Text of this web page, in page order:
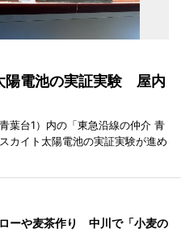
陽電池の実証実験 屋内
葉台1）内の「東急沿線の仲介 青
カイト太陽電池の実証実験が進め
ーや麦茶作り 中川で「小麦の